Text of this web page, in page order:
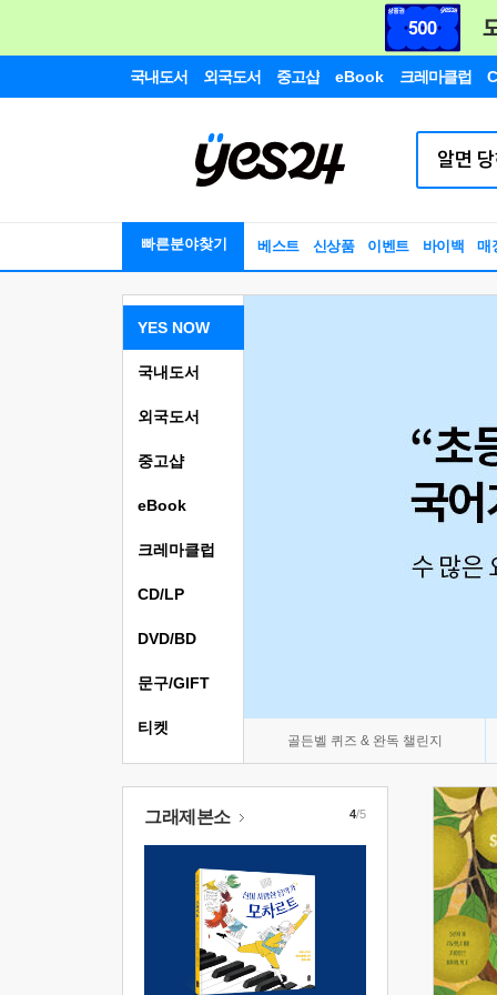
국내도서 외국도서 중고샵 eBook 크레마클럽
빠른분야찾기 베스트 신상품 이벤트 바이백 매
YES NOW
골든벨 퀴즈 & 완독 챌린지
국내도서
외국도서
중고샵
eBook
크레마클럽
CD/LP
DVD/BD
문구/GIFT
티켓
그래제본소 4/5